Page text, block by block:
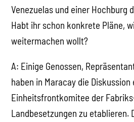
Venezuelas und einer Hochburg
Habt ihr schon konkrete Pläne,
weitermachen wollt?
A: Einige Genossen,
haben in Maracay die
Einheitsfrontkomitee der
Landbesetzungen zu etablieren.